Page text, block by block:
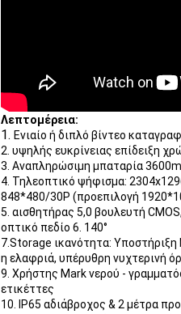
Λεπτομέρεια:
1. Ενιαίο ή διπλό βίντεο
2. υψηλής ευκρίνειας επίδειξη
3. Αναπληρώσιμη μπαταρία
4. Τηλεοπτικό ψήφισμα:
848*480/30P (προεπιλογή
5. αισθητήρας 5,0 βουλευτή
οπτικό πεδίο 6. 140°
7.Storage ικανότητα:
η ελαφριά, υπέρυθρη νυχτερινή
9. Χρήστης Mark νερού -
ετικέττες
10. IP65 αδιάβροχος & 2 μέτρα